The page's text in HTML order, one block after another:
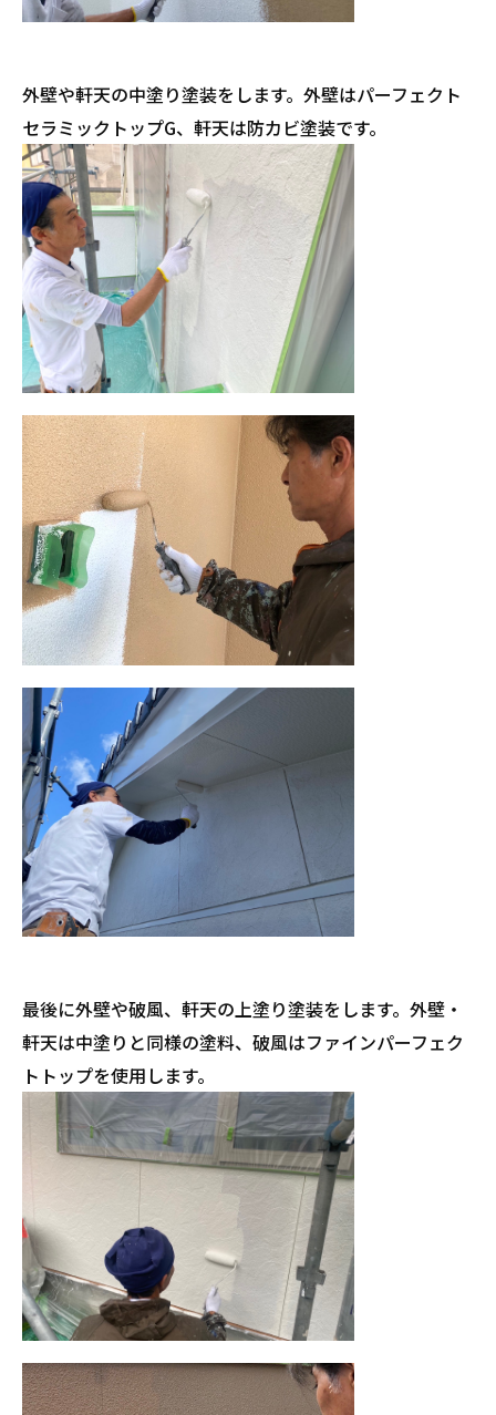
外壁や軒天の中塗り塗装をします。外壁はパーフェクト
セラミックトップG、軒天は防カビ塗装です。
最後に外壁や破風、軒天の上塗り塗装をします。外壁・
軒天は中塗りと同様の塗料、破風はファインパーフェク
トトップを使用します。